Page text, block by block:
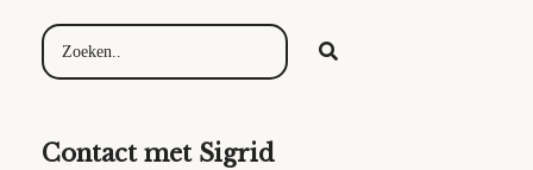
Contact met Sigrid